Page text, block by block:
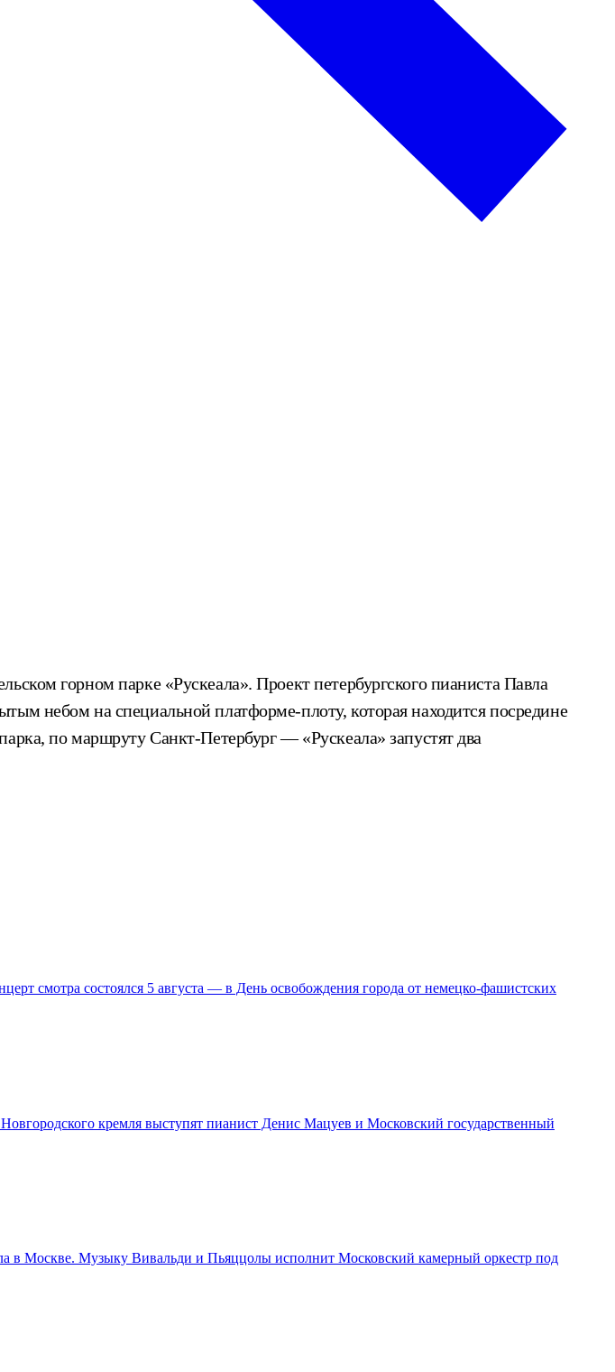
горном парке «Рускеала». Проект петербургского пианиста Павла
небом на специальной платформе-плоту, которая находится посредине
по маршруту Санкт-Петербург — «Рускеала» запустят два
смотра состоялся 5 августа — в День освобождения города от немецко-фашистских
кремля выступят пианист Денис Мацуев и Московский государственный
в Москве. Музыку Вивальди и Пьяццолы исполнит Московский камерный оркестр под